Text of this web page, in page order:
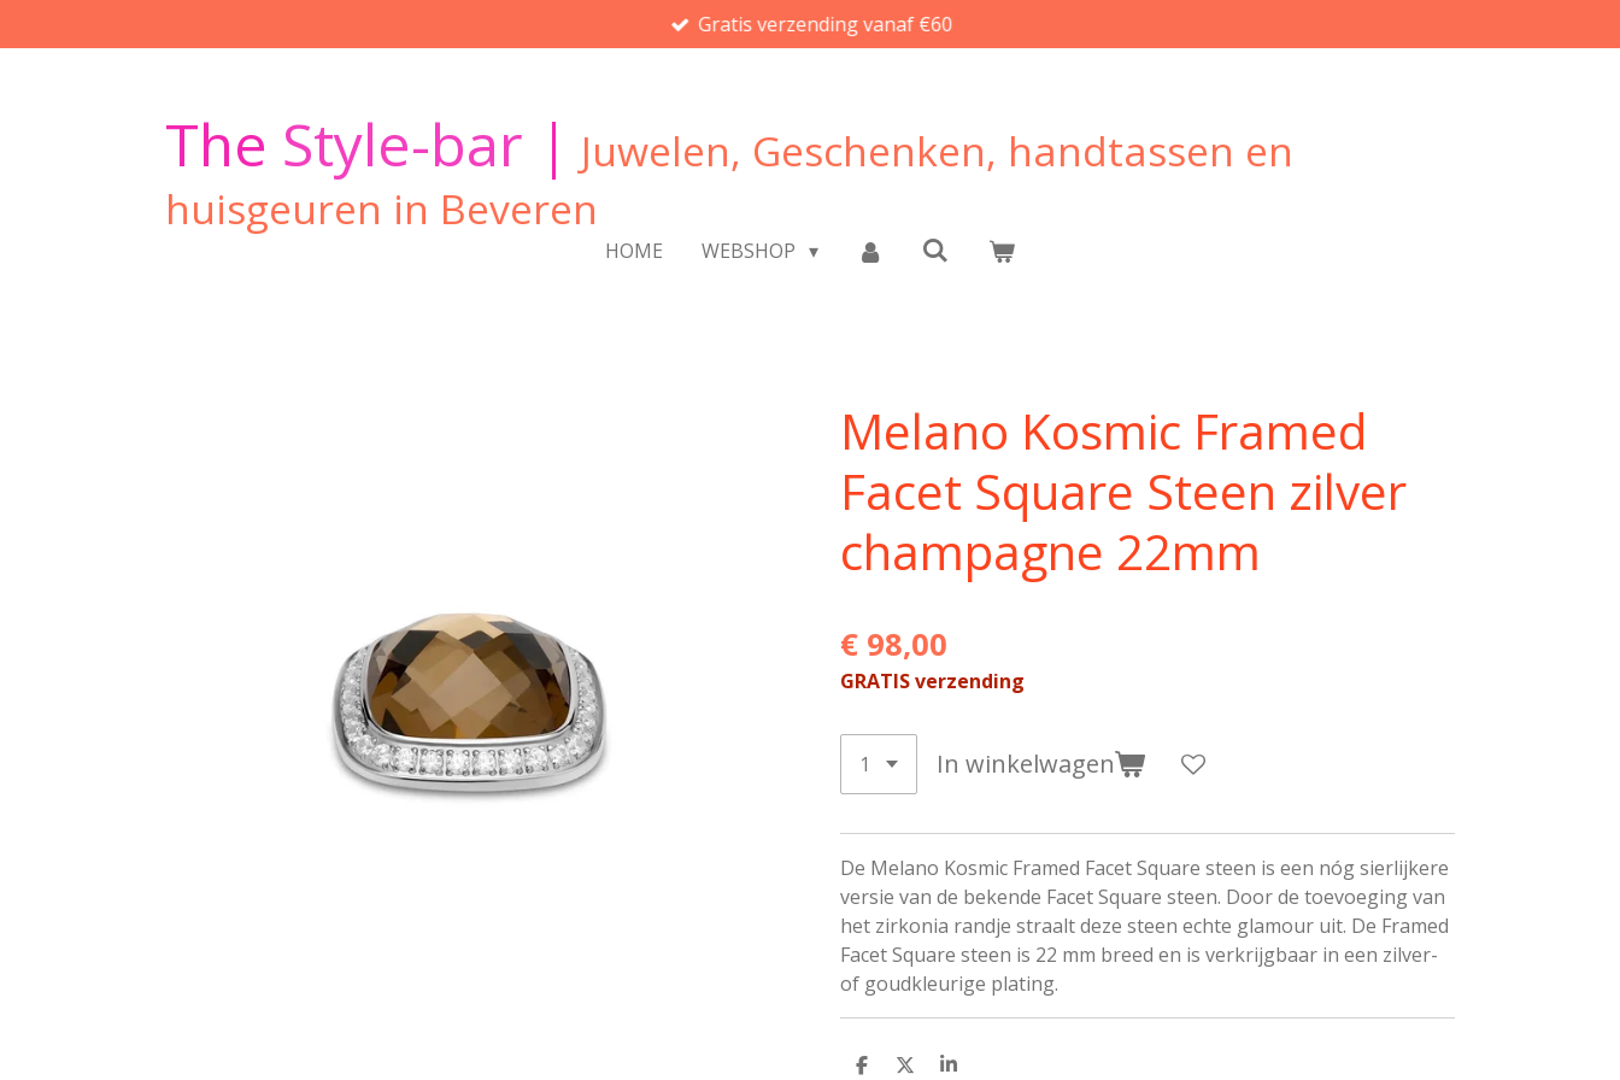
direct
Gratis verzending vanaf €60
The Style-bar | Juwelen, Geschenken, handtassen en
huisgeuren in Beveren
HOME WEBSHOP
Melano Kosmic Framed
Facet Square Steen zilver
champagne 22mm
€ 98,00
GRATIS verzending
In winkelwagen
De Melano Kosmic Framed Facet Square steen is een nóg sierlijkere
versie van de bekende Facet Square steen. Door de toevoeging van
het zirkonia randje straalt deze steen echte glamour uit. De Framed
Facet Square steen is 22 mm breed en is verkrijgbaar in een zilver-
of goudkleurige plating.
D
D
S